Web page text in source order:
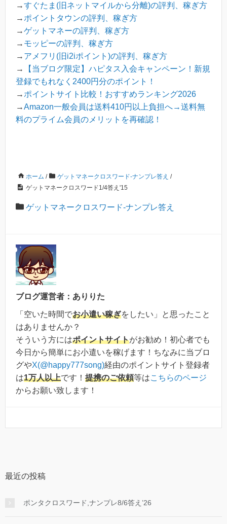
→すぐたま(旧ネットマイルから分離)の評判、稼ぎ方
→ ポイントタウンの評判、稼ぎ方
→ゲットマネーの評判、稼ぎ方
→ モッピーの評判、稼ぎ方
→ アメフリ(旧i2iポイント)の評判、稼ぎ方
→
【当ブログ限定】ハピタス入会キャンペーン！新規
登録でもれなく2400円分のポイント！
→ ポイントサイト比較！おすすめランキング2026
→Amazon一般会員は送料410円以上負担へ→送料無
料のプライム会員のメリットを再確認！
ホーム / ゲットマネークロスワード-ナンプレ答え /
ゲットマネークロスワード1/4答え'15
ゲットマネークロスワード-ナンプレ答え
ブログ運営者：ありりた
「空いた時間でお小遣い稼ぎをしたい」と思ったこと
はありませんか？
そういう方にはポイントサイトがお勧め！初心者でも
今日から簡単にお小遣いを稼げます！ちなみに当ブロ
グやX(@happy777song)経由のポイントサイト登録者
は1万人以上です！ 提携のご依頼等はこちらのページ
からお願い致します！
最近の投稿
ポンタクロスワード,ナンプレ8/6答え’26